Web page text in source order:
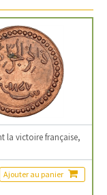
la victoire française,
Ajouter au panier